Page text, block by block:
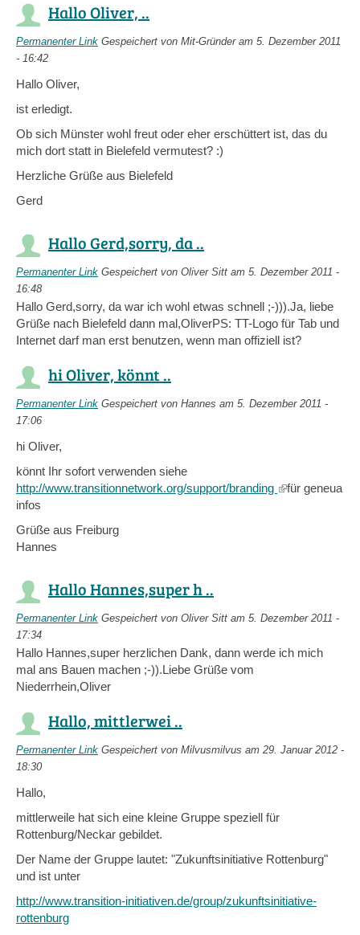
Hallo Oliver, ..
Permanenter Link Gespeichert von Mit-Gründeram 5. Dezember 2011
- 16:42
Hallo Oliver,
ist erledigt.
Ob sich Münster wohl freut oder eher erschüttert ist, das du
mich dort statt in Bielefeld vermutest? :)
Herzliche Grüße aus Bielefeld
Gerd
Hallo Gerd,sorry, da ..
Permanenter Link Gespeichert von Oliver Sitt am 5. Dezember 2011 -
16:48
Hallo Gerd,sorry, da war ich wohl etwas schnell ;-))).Ja, liebe
Grüße nach Bielefeld dann mal,OliverPS: TT-Logo für Tab und
Internet darf man erst benutzen, wenn man offiziell ist?
hi Oliver, könnt ..
Permanenter Link Gespeichert von Hannes am 5. Dezember 2011 -
17:06
hi Oliver,
könnt Ihr sofort verwenden siehe
http://www.transitionnetwork.org/support/branding (link
für geneua
infos
Grüße aus Freiburg
Hannes
Hallo Hannes,super h ..
Permanenter Link Gespeichert von Oliver Sitt am 5. Dezember 2011 -
17:34
Hallo Hannes,super herzlichen Dank, dann werde ich mich
mal ans Bauen machen ;-)).Liebe Grüße vom
Niederrhein,Oliver
Hallo, mittlerwei ..
Permanenter Link Gespeichert von Milvusmilvus am 29. Januar 2012 -
18:30
Hallo,
mittlerweile hat sich eine kleine Gruppe speziell für
Rottenburg/Neckar gebildet.
Der Name der Gruppe lautet: "Zukunftsinitiative Rottenburg"
und ist unter
http://www.transition-initiativen.de/group/zukunftsinitiative-
rottenburg